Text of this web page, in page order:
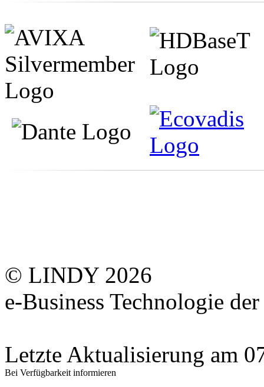
© LINDY 2026
e-Business Technologie
Letzte Aktualisierung am
Bei Verfügbarkeit informieren